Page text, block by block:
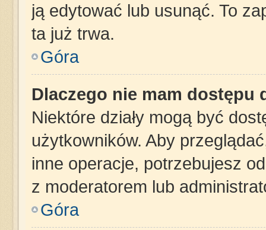
ją edytować lub usunąć. To
ta już trwa.
Góra
Dlaczego nie mam dostępu
Niektóre działy mogą być
użytkowników. Aby
inne operacje, potrzebujesz
z moderatorem lub
Góra